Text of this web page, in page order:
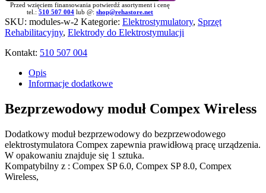
Przed wzięciem finansowania potwierdź asortyment i cenę
tel.: 510 507 004 lub @: shop@rehastore.net
SKU: modules-w-2 Kategorie: Elektrostymulatory, Sprzęt
Rehabilitacyjny, Elektrody do Elektrostymulacji
Kontakt: 510 507 004
Opis
Informacje dodatkowe
Bezprzewodowy moduł Compex Wireless
Dodatkowy moduł bezprzewodowy do bezprzewodowego
elektrostymulatora Compex zapewnia prawidłową pracę urządzenia.
W opakowaniu znajduje się 1 sztuka.
Kompatybilny z : Compex SP 6.0, Compex SP 8.0, Compex
Wireless,